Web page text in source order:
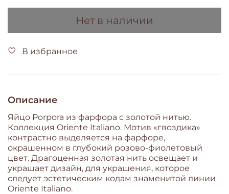
Нет в наличии
В избранное
Описание
Яйцо Porpora из фарфора с золотой нитью.
Коллекция Oriente Italiano. Мотив «гвоздика»
контрастно выделяется на фарфоре,
окрашенном в глубокий розово-фиолетовый
цвет. Драгоценная золотая нить освещает и
украшает дизайн, для украшения, которое
следует эстетическим кодам знаменитой линии
Oriente Italiano.